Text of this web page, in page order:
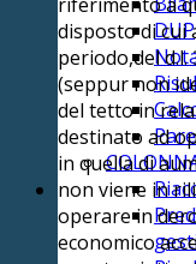
DUP
disposto di cui
periodo,del
(seppur non
del tetto in
destinato ad
in quella di
non viene in
operare in
economico